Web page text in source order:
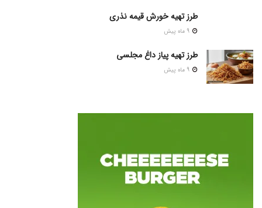
طرز تهیه خورش قیمه نذری
طرز تهیه پیاز داغ مجلسی